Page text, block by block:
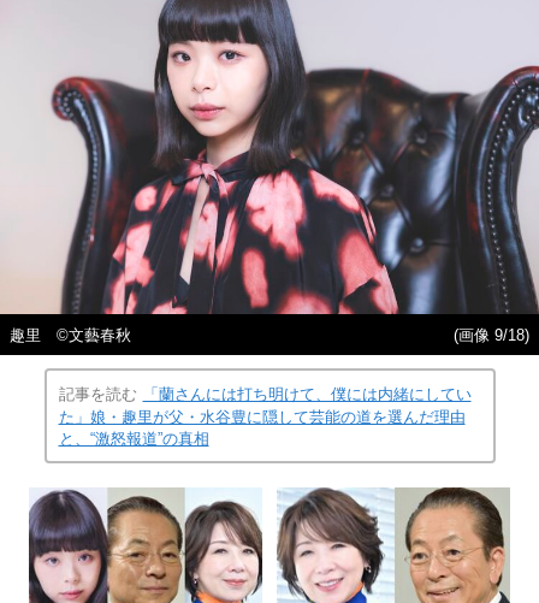
趣里 ©︎文藝春秋 (画像 9/18)
記事を読む
「蘭さんには打ち明けて、僕には内緒にしてい
た」娘・趣里が父・水谷豊に隠して芸能の道を選んだ理由
と、“激怒報道”の真相